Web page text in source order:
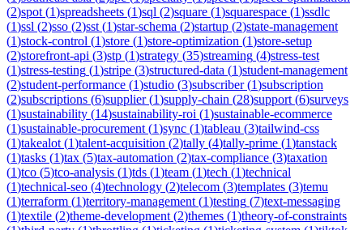
(2)spot (1)spreadsheets (1)sql (2)square (1)squarespace (1)ssdlc
(1)ssl (2)sso (2)sst (1)star-schema (2)startup (2)state-management
(1)stock-control (1)store (1)store-optimization (1)store-setup
(2)storefront-api (3)stp (1)strategy (35)streaming (4)stress-test
(1)stress-testing (1)stripe (3)structured-data (1)student-management
(2)student-performance (1)studio (3)subscriber(1)subscription
(2)subscriptions (6)supplier(1)supply-chain (28)support (6)surveys
(1)sustainability (14)sustainability-roi (1)sustainable-ecommerce
(1)sustainable-procurement (1)sync (1)tableau (3)tailwind-css
(1)takealot (1)talent-acquisition (2)tally (4)tally-prime (1)tanstack
(1)tasks (1)tax (5)tax-automation (2)tax-compliance (3)taxation
(1)tco (5)tco-analysis (1)tds (1)team (1)tech (1)technical
(1)technical-seo (4)technology (2)telecom (3)templates (3)temu
(1)terraform (1)territory-management (1)testing (7)text-messaging
(1)textile (2)theme-development (2)themes (1)theory-of-constraints